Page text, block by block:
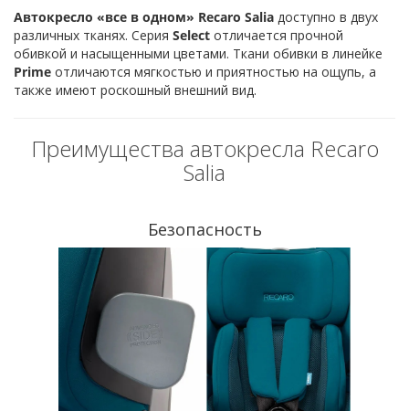
Автокресло «все в одном» Recaro Salia доступно в двух
различных тканях. Серия Select отличается прочной
обивкой и насыщенными цветами. Ткани обивки в линейке
Prime отличаются мягкостью и приятностью на ощупь, а
также имеют роскошный внешний вид.
Преимущества автокресла Recaro
Salia
Безопасность